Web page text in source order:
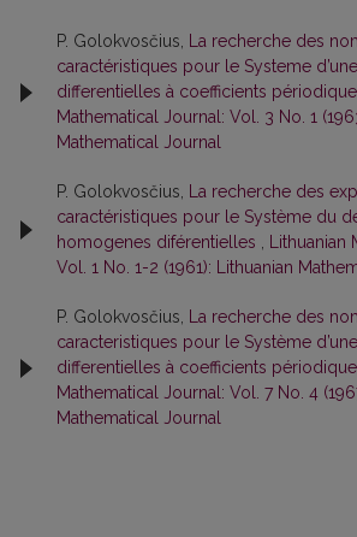
P. Golokvosčius,
La recherche des
caractéristiques pour le Systeme
differentielles à coefficients
Mathematical Journal: Vol. 3 No. 1
Mathematical Journal
P. Golokvosčius,
La recherche des
caractéristiques pour le Système du
homogenes diférentielles
Vol. 1 No. 1-2 (1961): Lithuanian
P. Golokvosčius,
La recherche des
caracteristiques pour le Système
differentielles à coefficients
Mathematical Journal: Vol. 7 No. 4
Mathematical Journal